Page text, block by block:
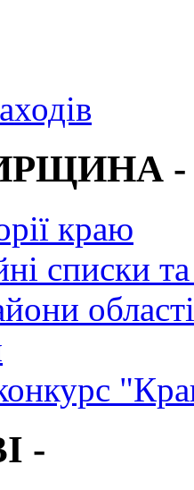
-
краю
списки
області
-